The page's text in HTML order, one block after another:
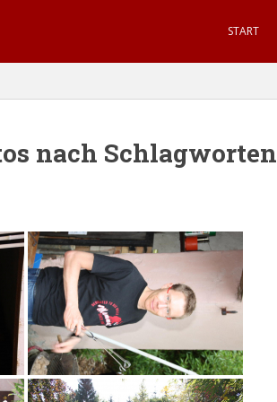
START
nach Schlagworten